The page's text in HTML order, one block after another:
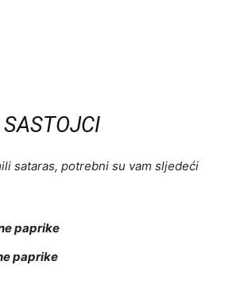
sataras, potrebni su vam sljedeći
paprike
paprike